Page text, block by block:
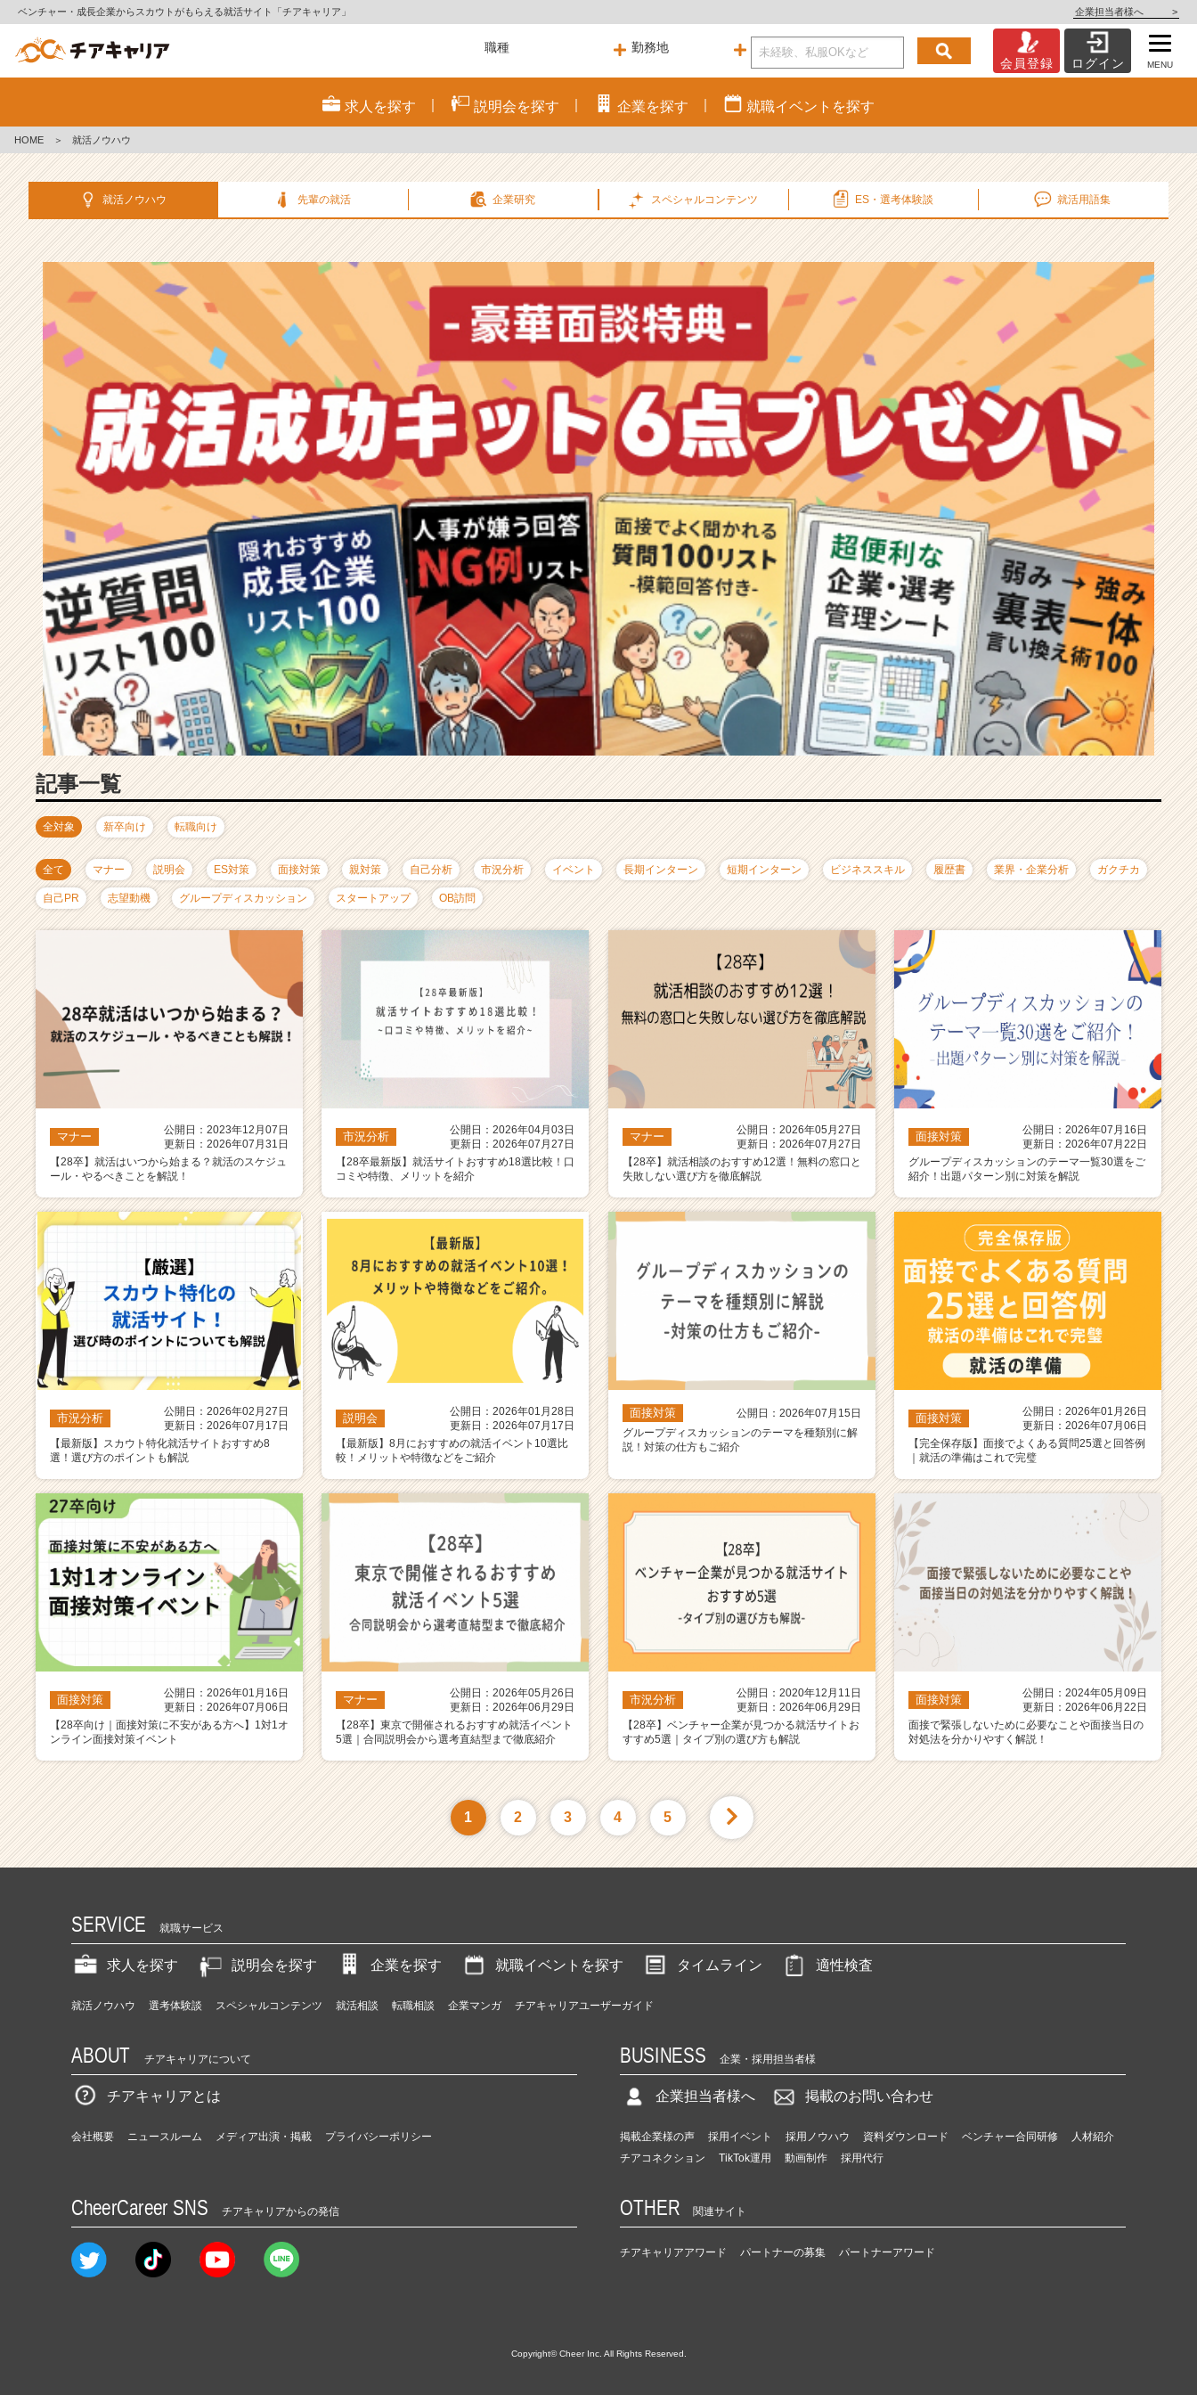
ベンチャー・成長企業からスカウトがもらえる就活サイト「チアキャリア」 企業担当者様へ >
策・
ノ
ハ
記
事
|
ベ
ン
チ
ー・
成
長
企
業
か
ら
カ
ウ
ト
が
届
く
就
サ
イ
ト
チ
ャ
リ
ア
（C
h
e
e
r
e
r）
会員登録 ログイン MENU
求人を探す 説明会を探す 企業を探す 就職イベント を探す
HOME ＞ 就活ノウハウ
就活ノウハウ 先輩の就活 企業研究 スペシャルコンテンツ ES・選考体験談 就活用語集
記事一覧
全対象 新卒向け 転職向け
全て マナー 説明会 ES対策 面接対策 親対策 自己分析 市況分析 イベント 長期インターン 短期インターン ビジネススキル 履歴書 業界・企業分析 ガクチカ
自己PR 志望動機 グループディスカッション スタートアップ OB訪問
マナー
公開日：2023年12月07日
更新日：2026年07月31日
【28卒】就活はいつから始まる？就活のスケジュ
ール・やるべきことを解説！
市況分析
公開日：2026年04月03日
更新日：2026年07月27日
【28卒最新版】就活サイトおすすめ18選比較！口
コミや特徴、メリットを紹介
マナー
公開日：2026年05月27日
更新日：2026年07月27日
【28卒】就活相談のおすすめ12選！無料の窓口と
失敗しない選び方を徹底解説
面接対策
公開日：2026年07月16日
更新日：2026年07月22日
グループディスカッションのテーマ一覧30選をご
紹介！出題パターン別に対策を解説
市況分析
公開日：2026年02月27日
更新日：2026年07月17日
【最新版】スカウト特化就活サイトおすすめ8
選！選び方のポイントも解説
説明会
公開日：2026年01月28日
更新日：2026年07月17日
【最新版】8月におすすめの就活イベント10選比
較！メリットや特徴などをご紹介
面接対策
公開日：2026年07月15日
グループディスカッションのテーマを種類別に解
説！対策の仕方もご紹介
面接対策
公開日：2026年01月26日
更新日：2026年07月06日
【完全保存版】面接でよくある質問25選と回答例
｜就活の準備はこれで完璧
面接対策
公開日：2026年01月16日
更新日：2026年07月06日
【28卒向け｜面接対策に不安がある方へ】1対1オ
ンライン面接対策イベント
マナー
公開日：2026年05月26日
更新日：2026年06月29日
【28卒】東京で開催されるおすすめ就活イベント
5選｜合同説明会から選考直結型まで徹底紹介
市況分析
公開日：2020年12月11日
更新日：2026年06月29日
【28卒】ベンチャー企業が見つかる就活サイトお
すすめ5選｜タイプ別の選び方も解説
面接対策
公開日：2024年05月09日
更新日：2026年06月22日
面接で緊張しないために必要なことや面接当日の
対処法を分かりやすく解説！
1 2 3 4 5
SERVICE 就職サービス
求人を探す 説明会を探す 企業を探す 就職イベントを探す タイムライン 適性検査
就活ノウハウ 選考体験談 スペシャルコンテンツ 就活相談 転職相談 企業マンガ チアキャリアユーザーガイド
ABOUT チアキャリアについて
チアキャリアとは
会社概要 ニュースルーム メディア出演・掲載 プライバシーポリシー
BUSINESS 企業・採用担当者様
企業担当者様へ 掲載のお問い合わせ
掲載企業様の声 採用イベント 採用ノウハウ 資料ダウンロード ベンチャー合同研修
人材紹介
チアコネクション
TikTok運用 動画制作 採用代行
CheerCareer SNS チアキャリアからの発信 OTHER 関連サイト
チアキャリアアワード パートナーの募集 パートナーアワード
Copyright© Cheer Inc. All Rights Reserved.